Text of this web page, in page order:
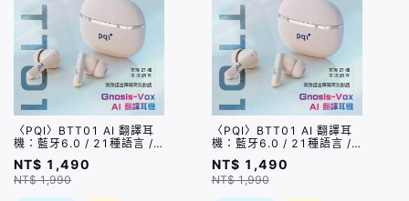
〈PQI〉BTT01 AI 翻譯耳
機：藍牙6.0 / 21種語言 /
6種翻譯模式
NT$ 1,490
NT$ 1,990
〈PQI〉BTT01 AI 翻譯耳
機：藍牙6.0 / 21種語言 /
6種翻譯模式
NT$ 1,490
NT$ 1,990